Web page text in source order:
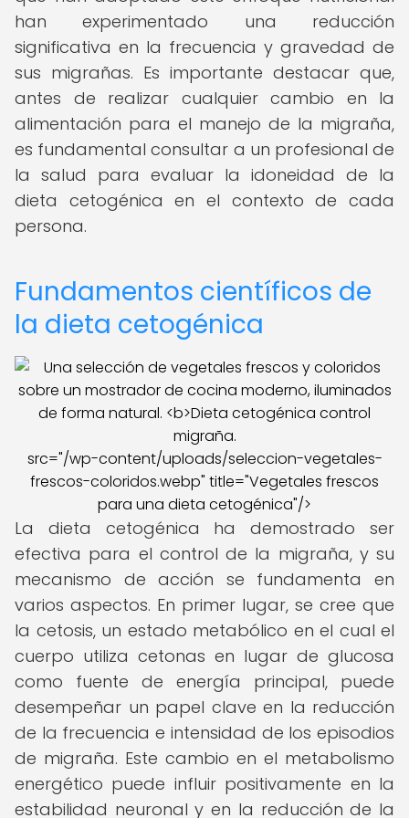
han experimentado una reducción
significativa en la frecuencia y gravedad de
sus migrañas. Es importante destacar que,
antes de realizar cualquier cambio en la
alimentación para el manejo de la migraña,
es fundamental consultar a un profesional de
la salud para evaluar la idoneidad de la
dieta cetogénica en el contexto de cada
persona.
Fundamentos científicos de
la dieta cetogénica
src="/wp-content/uploads/seleccion-vegetales-
frescos-coloridos.webp" title="Vegetales frescos
para una dieta cetogénica"/>
La dieta cetogénica ha demostrado ser
efectiva para el control de la migraña, y su
mecanismo de acción se fundamenta en
varios aspectos. En primer lugar, se cree que
la cetosis, un estado metabólico en el cual el
cuerpo utiliza cetonas en lugar de glucosa
como fuente de energía principal, puede
desempeñar un papel clave en la reducción
de la frecuencia e intensidad de los episodios
de migraña. Este cambio en el metabolismo
energético puede influir positivamente en la
estabilidad neuronal y en la reducción de la